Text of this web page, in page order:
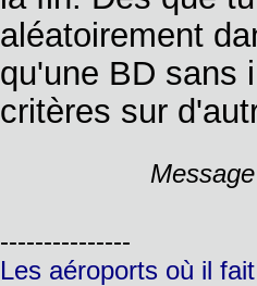
aléatoirement
qu'une BD sans
critères sur
---------------
Les aéroports où il